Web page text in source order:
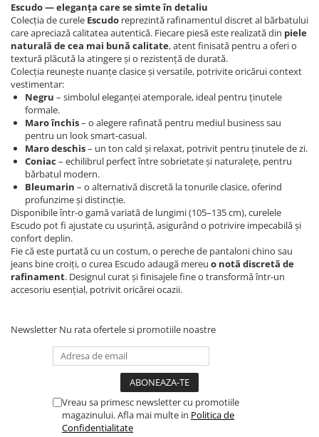
Escudo — eleganța care se simte în detaliu
Colecția de curele Escudo reprezintă rafinamentul discret al bărbatului
care apreciază calitatea autentică. Fiecare piesă este realizată din piele
naturală de cea mai bună calitate, atent finisată pentru a oferi o
textură plăcută la atingere și o rezistență de durată.
Colecția reunește nuanțe clasice și versatile, potrivite oricărui context
vestimentar:
Negru – simbolul eleganței atemporale, ideal pentru ținutele
formale.
Maro închis– o alegere rafinată pentru mediul business sau
pentru un look smart-casual.
Maro deschis– un ton cald și relaxat, potrivit pentru ținutele de zi.
Coniac – echilibrul perfect între sobrietate și naturalețe, pentru
bărbatul modern.
Bleumarin – o alternativă discretă la tonurile clasice, oferind
profunzime și distincție.
Disponibile într-o gamă variată de lungimi (105–135 cm), curelele
Escudo pot fi ajustate cu ușurință, asigurând o potrivire impecabilă și
confort deplin.
Fie că este purtată cu un costum, o pereche de pantaloni chino sau
jeans bine croiți, o curea Escudo adaugă mereu o notă discretă de
rafinament. Designul curat și finisajele fine o transformă într-un
accesoriu esențial, potrivit oricărei ocazii.
Newsletter Nu rata ofertele si promotiile noastre
Vreau sa primesc newsletter cu promotiile
magazinului. Afla mai multe in Politica de
Confidentialitate